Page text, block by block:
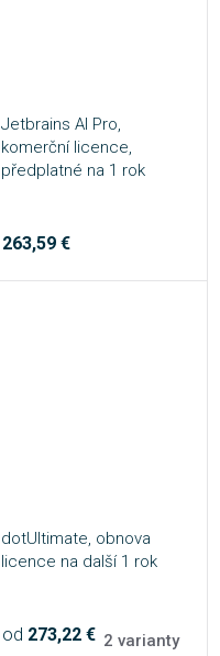
Jetbrains AI Pro,
komerční licence,
předplatné na 1 rok
263,59 €
dotUltimate, obnova
licence na další 1 rok
od 273,22 € 2 varianty